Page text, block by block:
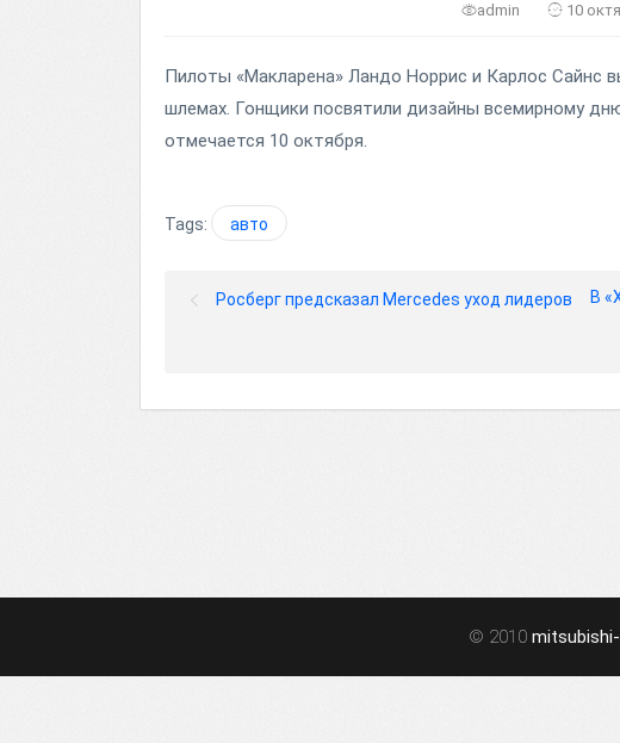
admin 10
Пилоты «Макларена» Ландо Норрис и Карлос Сайнс
шлемах. Гонщики посвятили дизайны всемирному
отмечается 10 октября.
Tags: авто
Росберг предсказал Mercedes уход лидеров
В
© 2010